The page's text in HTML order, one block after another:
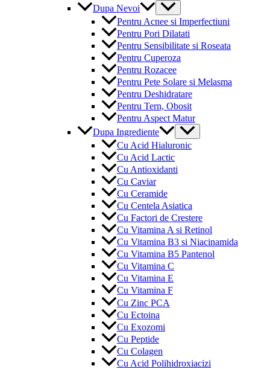
Dupa Nevoi
Menu
Toggle
Pentru Acnee si Imperfectiuni
Pentru Pori Dilatati
Pentru Sensibilitate si Roseata
Pentru Cuperoza
Pentru Rozacee
Pentru Pete Solare si Melasma
Pentru Deshidratare
Pentru Tern, Obosit
Pentru Aspect Matur
Dupa Ingrediente
Menu
Toggle
Cu Acid Hialuronic
Cu Acid Lactic
Cu Antioxidanti
Cu Caviar
Cu Ceramide
Cu Centela Asiatica
Cu Factori de Crestere
Cu Vitamina A si Retinol
Cu Vitamina B3 si Niacinamida
Cu Vitamina B5 Pantenol
Cu Vitamina C
Cu Vitamina E
Cu Vitamina F
Cu Zinc PCA
Cu Ectoina
Cu Exozomi
Cu Peptide
Cu Colagen
Cu Acid Polihidroxiacizi